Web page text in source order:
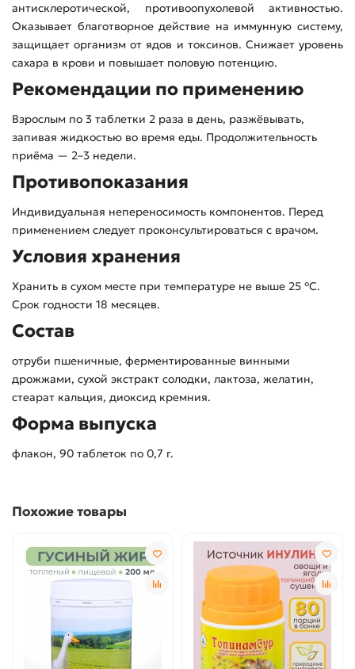
антисклеротической, противоопухолевой активностью.
Оказывает благотворное действие на иммунную систему,
защищает организм от ядов и токсинов. Снижает уровень
сахара в крови и повышает половую потенцию.
Рекомендации по применению
Взрослым по 3 таблетки 2 раза в день, разжёвывать,
запивая жидкостью во время еды. Продолжительность
приёма — 2–3 недели.
Противопоказания
Индивидуальная непереносимость компонентов. Перед
применением следует проконсультироваться с врачом.
Условия хранения
Хранить в сухом месте при температуре не выше 25 °C.
Срок годности 18 месяцев.
Состав
отруби пшеничные, ферментированные винными
дрожжами, сухой экстракт солодки, лактоза, желатин,
стеарат кальция, диоксид кремния.
Форма выпуска
флакон, 90 таблеток по 0,7 г.
Похожие товары